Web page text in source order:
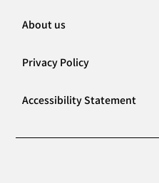
About us
Privacy Policy
Accessibility Statement